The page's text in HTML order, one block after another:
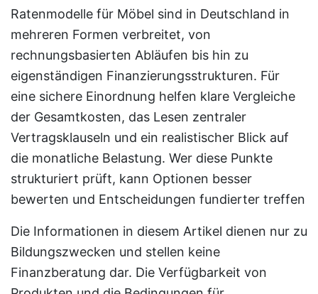
Ratenmodelle für Möbel sind in Deutschland in
mehreren Formen verbreitet, von
rechnungsbasierten Abläufen bis hin zu
eigenständigen Finanzierungsstrukturen. Für
eine sichere Einordnung helfen klare Vergleiche
der Gesamtkosten, das Lesen zentraler
Vertragsklauseln und ein realistischer Blick auf
die monatliche Belastung. Wer diese Punkte
strukturiert prüft, kann Optionen besser
bewerten und Entscheidungen fundierter treffen
Die Informationen in diesem Artikel dienen nur zu
Bildungszwecken und stellen keine
Finanzberatung dar. Die Verfügbarkeit von